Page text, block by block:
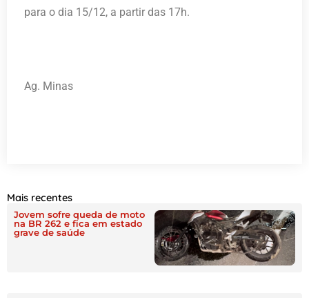
para o dia 15/12, a partir das 17h.
Ag. Minas
Mais recentes
Jovem sofre queda de moto
na BR 262 e fica em estado
grave de saúde